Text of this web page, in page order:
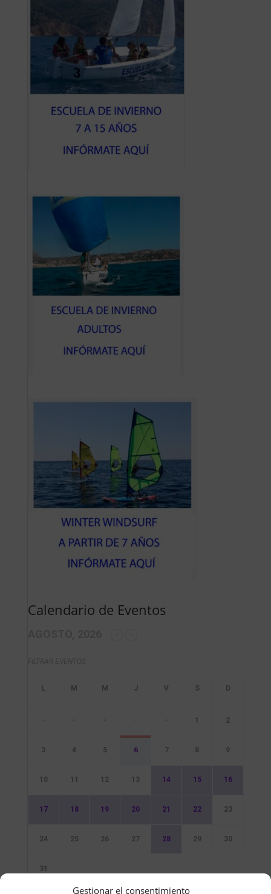
Gestionar el consentimiento
Calendario de Eventos
- - - - - 1 2
3 4 5 6 7 8 9
10 11 12 13 14 15 16
17 18 19 20 21 22 23
24 25 26 27 28 29 30
31